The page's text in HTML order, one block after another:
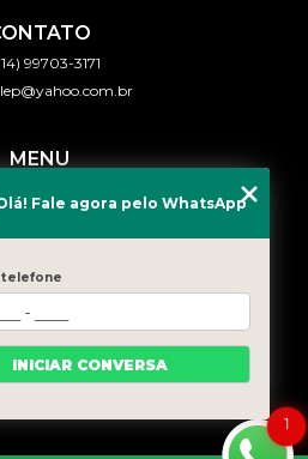
99703-3171
MENU
HOME
BLOG
CONTATO
CATEGORIAS
1
Fale agora pelo WhatsApp
telefone
INICIAR CONVERSA